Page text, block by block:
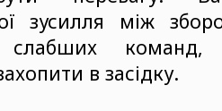
зусилля між
слабших команд,
в засідку.